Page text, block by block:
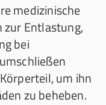
medizinische
Entlastung,
bei
um ihn
zu beheben.